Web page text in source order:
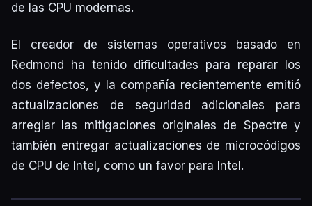
de las CPU modernas.
El creador de sistemas operativos basado en
Redmond ha tenido dificultades para reparar los
dos defectos, y la compañía recientemente emitió
actualizaciones de seguridad adicionales para
arreglar las mitigaciones originales de Spectre y
también entregar actualizaciones de microcódigos
de CPU de Intel, como un favor para Intel.